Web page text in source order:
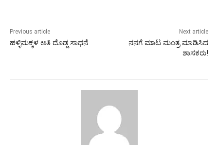
Previous article
ಹಳ್ಳಿ‌ಮಕ್ಕಳ ಅತಿ ದೊಡ್ಡ ಸಾಧನೆ
Next article
ನನಗೆ ಮಾಟ ಮಂತ್ರ ಮಾಡಿಸಿದ
ಶಾಸಕರು!